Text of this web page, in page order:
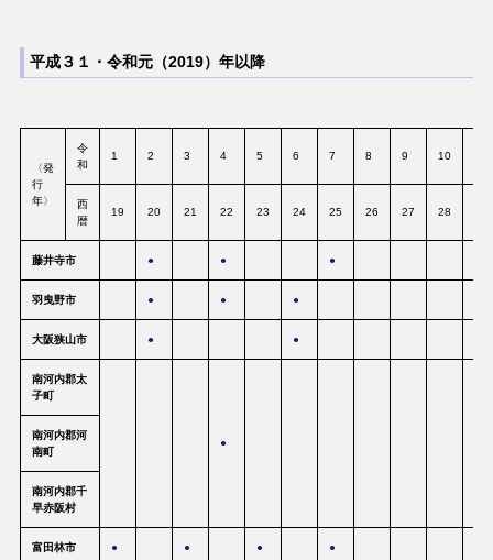
平成３１・令和元（2019）年以降
〈発
行
年〉
令
和
1 2 3 4 5 6 7 8 9 10
西
暦
19 20 21 22 23 24 25 26 27 28
藤井寺市 ● ● ●
羽曳野市 ● ● ●
大阪狭山市 ● ●
南河内郡太
子町
●
南河内郡河
南町
南河内郡千
早赤阪村
富田林市 ● ● ● ●